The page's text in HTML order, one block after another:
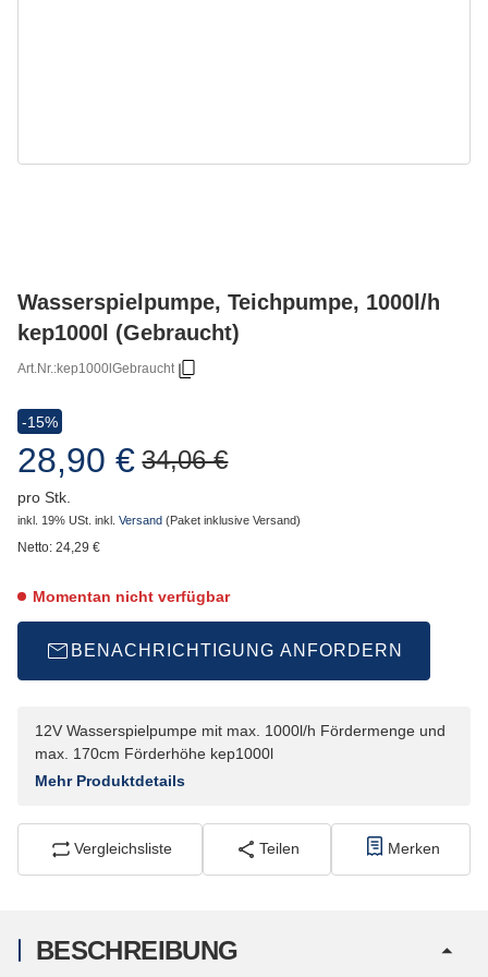
Wasserspielpumpe, Teichpumpe, 1000l/h
kep1000l (Gebraucht)
Art.Nr.:kep1000lGebraucht
-15%
28,90 € 34,06 €
pro Stk.
inkl. 19% USt. inkl. Versand (Paket inklusive Versand)
Netto: 24,29 €
Momentan nicht verfügbar
BENACHRICHTIGUNG ANFORDERN
12V Wasserspielpumpe mit max. 1000l/h Fördermenge und
max. 170cm Förderhöhe kep1000l
Mehr Produktdetails
Vergleichsliste Teilen Merken
BESCHREIBUNG